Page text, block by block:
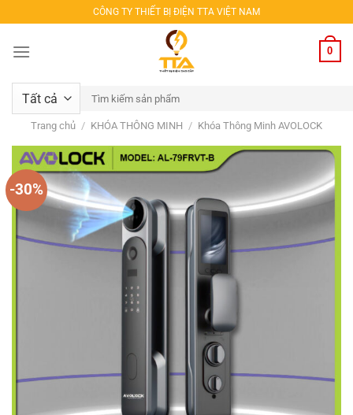
qua
nội
CÔNG TY THIẾT BỊ ĐIỆN TTA VIỆT NAM
0
Tìm
kiếm:
Trang chủ / KHÓA THÔNG MINH / Khóa Thông Minh AVOLOCK
-30%